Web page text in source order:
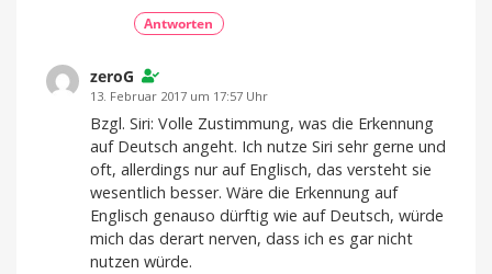
Antworten
zeroG
13. Februar 2017 um 17:57 Uhr
Bzgl. Siri: Volle Zustimmung, was die Erkennung
auf Deutsch angeht. Ich nutze Siri sehr gerne und
oft, allerdings nur auf Englisch, das versteht sie
wesentlich besser. Wäre die Erkennung auf
Englisch genauso dürftig wie auf Deutsch, würde
mich das derart nerven, dass ich es gar nicht
nutzen würde.